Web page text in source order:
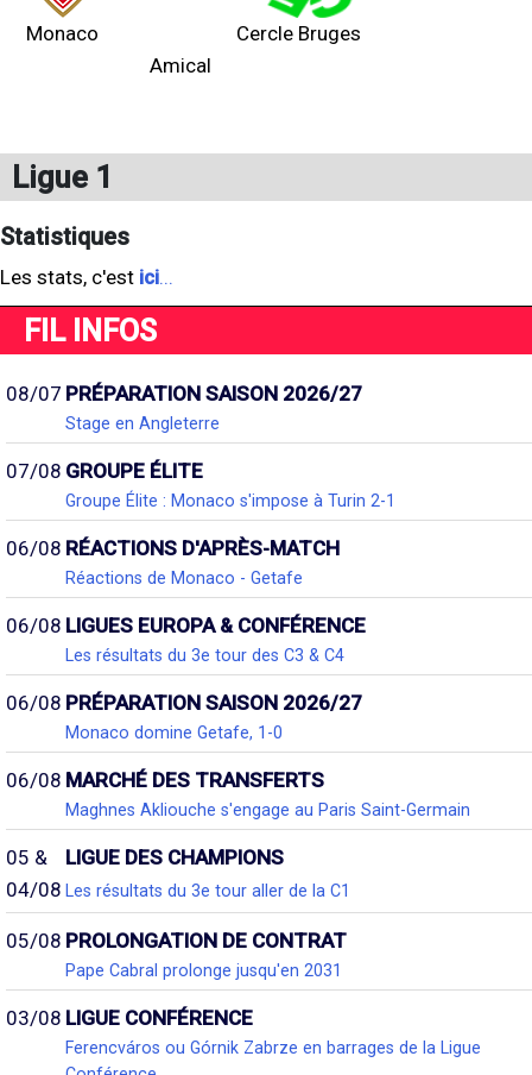
Monaco
Cercle Bruges
Amical
Ligue 1
Statistiques
Les stats, c'est ici...
FIL INFOS
08/07 PRÉPARATION SAISON 2026/27
Stage en Angleterre
07/08 GROUPE ÉLITE
Groupe Élite : Monaco s'impose à Turin 2-1
06/08 RÉACTIONS D'APRÈS-MATCH
Réactions de Monaco - Getafe
06/08 LIGUES EUROPA & CONFÉRENCE
Les résultats du 3e tour des C3 & C4
06/08 PRÉPARATION SAISON 2026/27
Monaco domine Getafe, 1-0
06/08 MARCHÉ DES TRANSFERTS
Maghnes Akliouche s'engage au Paris Saint-Germain
05 &
04/08
LIGUE DES CHAMPIONS
Les résultats du 3e tour aller de la C1
05/08 PROLONGATION DE CONTRAT
Pape Cabral prolonge jusqu'en 2031
03/08 LIGUE CONFÉRENCE
Ferencváros ou Górnik Zabrze en barrages de la Ligue